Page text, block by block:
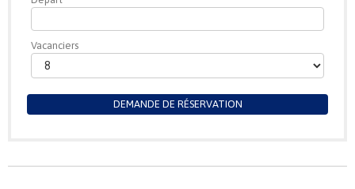
Vacanciers
DEMANDE DE RÉSERVATION